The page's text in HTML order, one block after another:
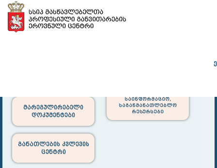
მარეგულირებელი
დოკუმენტები
საინფორმაციო,
საგანმანათლებლო
რესურსები
განათლების კვლევის
ცენტრი